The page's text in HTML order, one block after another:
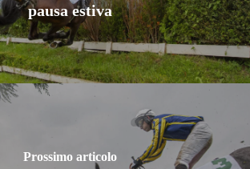
pausa estiva
Prossimo articolo